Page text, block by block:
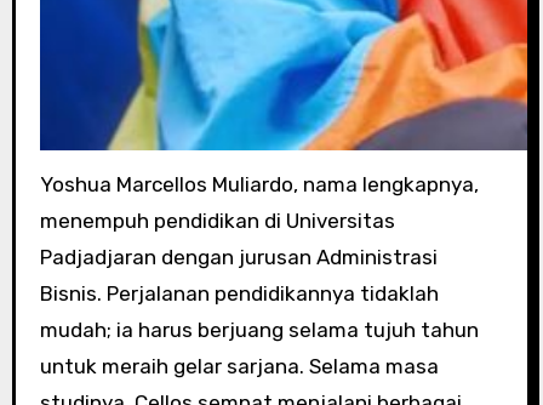
Yoshua Marcellos Muliardo, nama lengkapnya,
menempuh pendidikan di Universitas
Padjadjaran dengan jurusan Administrasi
Bisnis. Perjalanan pendidikannya tidaklah
mudah; ia harus berjuang selama tujuh tahun
untuk meraih gelar sarjana. Selama masa